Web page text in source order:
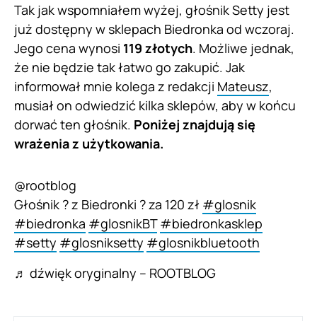
Tak jak wspomniałem wyżej, głośnik Setty jest
już dostępny w sklepach Biedronka od wczoraj.
Jego cena wynosi 119 złotych. Możliwe jednak,
że nie będzie tak łatwo go zakupić. Jak
informował mnie kolega z redakcji Mateusz,
musiał on odwiedzić kilka sklepów, aby w końcu
dorwać ten głośnik. Poniżej znajdują się
wrażenia z użytkowania.
@rootblog
Głośnik ? z Biedronki ? za 120 zł #glosnik
#biedronka #glosnikBT #biedronkasklep
#setty #glosniksetty #glosnikbluetooth
♬ dźwięk oryginalny – ROOTBLOG